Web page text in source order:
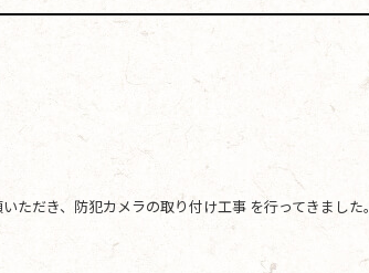
ただき、防犯カメラの取り付け工事 を行ってきました。